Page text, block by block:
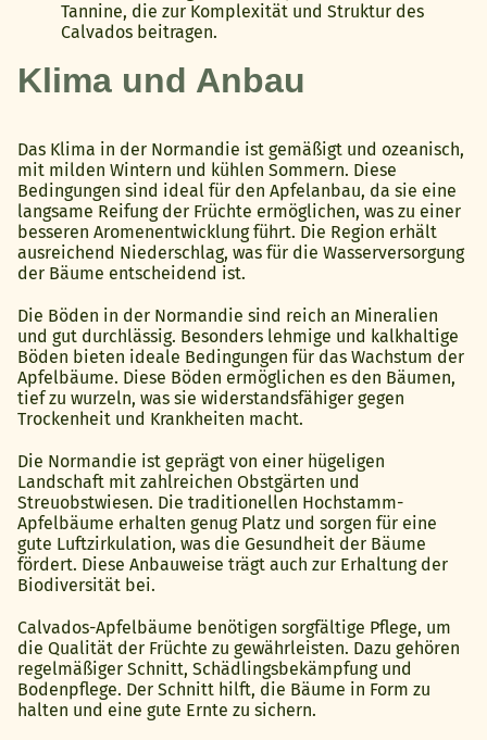
Tannine, die zur Komplexität und Struktur des
Calvados beitragen.
Klima und Anbau
Das Klima in der Normandie ist gemäßigt und ozeanisch,
mit milden Wintern und kühlen Sommern. Diese
Bedingungen sind ideal für den Apfelanbau, da sie eine
langsame Reifung der Früchte ermöglichen, was zu einer
besseren Aromenentwicklung führt. Die Region erhält
ausreichend Niederschlag, was für die Wasserversorgung
der Bäume entscheidend ist.
Die Böden in der Normandie sind reich an Mineralien
und gut durchlässig. Besonders lehmige und kalkhaltige
Böden bieten ideale Bedingungen für das Wachstum der
Apfelbäume. Diese Böden ermöglichen es den Bäumen,
tief zu wurzeln, was sie widerstandsfähiger gegen
Trockenheit und Krankheiten macht.
Die Normandie ist geprägt von einer hügeligen
Landschaft mit zahlreichen Obstgärten und
Streuobstwiesen. Die traditionellen Hochstamm-
Apfelbäume erhalten genug Platz und sorgen für eine
gute Luftzirkulation, was die Gesundheit der Bäume
fördert. Diese Anbauweise trägt auch zur Erhaltung der
Biodiversität bei.
Calvados-Apfelbäume benötigen sorgfältige Pflege, um
die Qualität der Früchte zu gewährleisten. Dazu gehören
regelmäßiger Schnitt, Schädlingsbekämpfung und
Bodenpflege. Der Schnitt hilft, die Bäume in Form zu
halten und eine gute Ernte zu sichern.